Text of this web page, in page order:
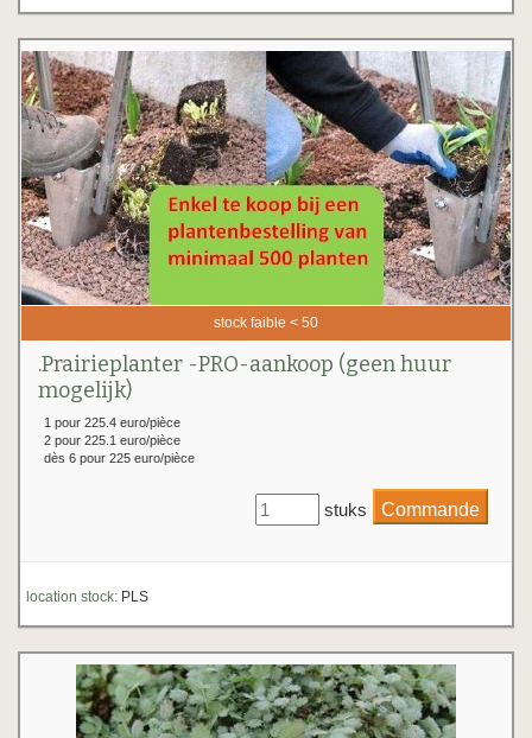
stock faible < 50
.Prairieplanter -PRO-aankoop (geen huur
mogelijk)
1 pour 225.4 euro/pièce
2 pour 225.1 euro/pièce
dès 6 pour 225 euro/pièce
stuks
location stock: PLS